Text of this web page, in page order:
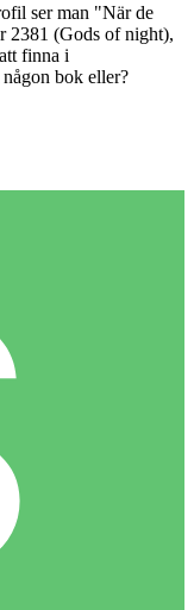
ser man "När de
2381 (Gods of night),
finna i
bok eller?